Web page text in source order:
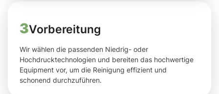
3Vorbereitung
Wir wählen die passenden Niedrig- oder
Hochdrucktechnologien und bereiten das hochwertige
Equipment vor, um die Reinigung effizient und
schonend durchzuführen.